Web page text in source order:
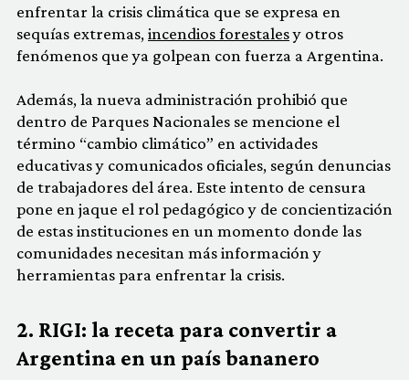
enfrentar la crisis climática que se expresa en
sequías extremas, incendios forestalesy otros
fenómenos que ya golpean con fuerza a Argentina.
Además, la nueva administración prohibió que
dentro de Parques Nacionales se mencione el
término “cambio climático” en actividades
educativas y comunicados oficiales, según denuncias
de trabajadores del área. Este intento de censura
pone en jaque el rol pedagógico y de concientización
de estas instituciones en un momento donde las
comunidades necesitan más información y
herramientas para enfrentar la crisis.
2. RIGI: la receta para convertir a
Argentina en un país bananero